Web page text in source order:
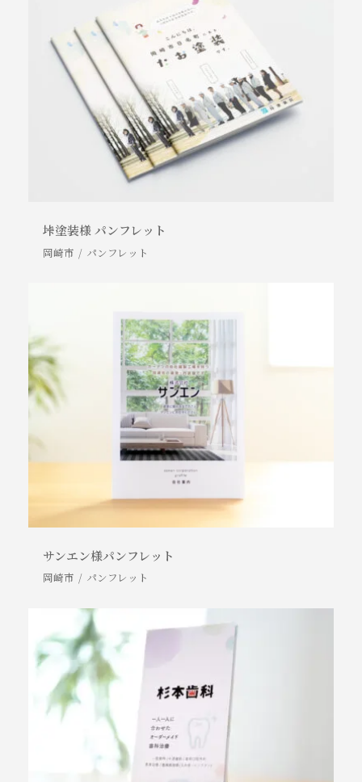
垰塗装様 パンフレット
岡崎市 パンフレット
サンエン様パンフレット
岡崎市 パンフレット